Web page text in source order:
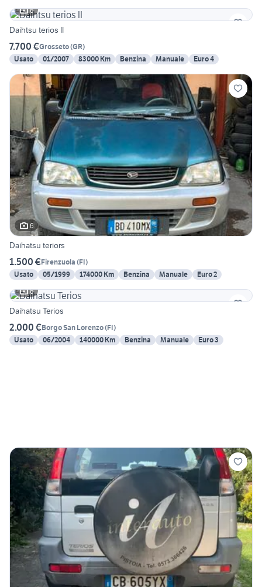
6
Daihtsu terios II
7.700 €Grosseto(GR)
Usato
01/2007 83000 Km Benzina Manuale Euro 4
6
Daihatsu teriors
1.500 €Firenzuola (FI)
Usato
05/1999 174000 Km Benzina Manuale
Euro 2
6
Daihatsu Terios
2.000 €Borgo San Lorenzo(FI)
Usato
06/2004 140000 Km Benzina Manuale Euro 3